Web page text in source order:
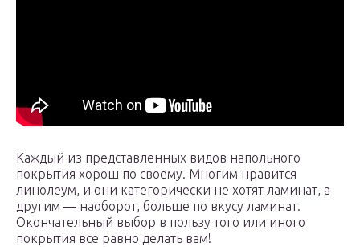
Каждый из представленных видов напольного
покрытия хорош по своему. Многим нравится
линолеум, и они категорически не хотят ламинат, а
другим — наоборот, больше по вкусу ламинат.
Окончательный выбор в пользу того или иного
покрытия все равно делать вам!